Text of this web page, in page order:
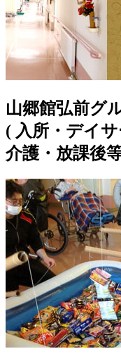
山郷館弘前グ
( 入所・デイ
介護・放課後